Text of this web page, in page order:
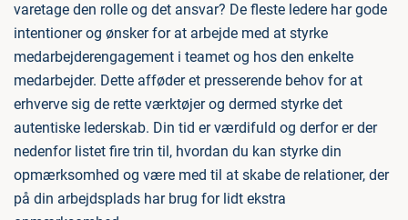
varetage den rolle og det ansvar? De fleste ledere har gode
intentioner og ønsker for at arbejde med at styrke
medarbejderengagement i teamet og hos den enkelte
medarbejder. Dette afføder et presserende behov for at
erhverve sig de rette værktøjer og dermed styrke det
autentiske lederskab. Din tid er værdifuld og derfor er der
nedenfor listet fire trin til, hvordan du kan styrke din
opmærksomhed og være med til at skabe de relationer, der
på din arbejdsplads har brug for lidt ekstra